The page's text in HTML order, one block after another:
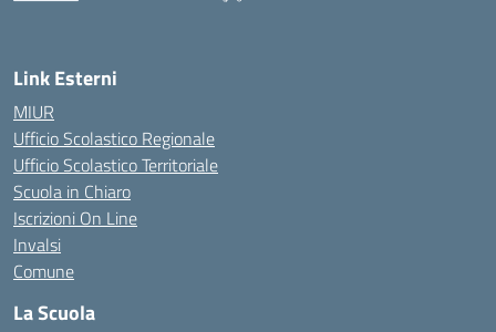
Link Esterni
MIUR
Ufficio Scolastico Regionale
Ufficio Scolastico Territoriale
Scuola in Chiaro
Iscrizioni On Line
Invalsi
Comune
La Scuola